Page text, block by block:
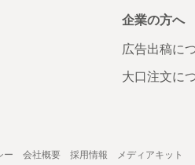
企業の方へ
広告出稿に
大口注文に
ー 会社概要 採用情報 メディアキット